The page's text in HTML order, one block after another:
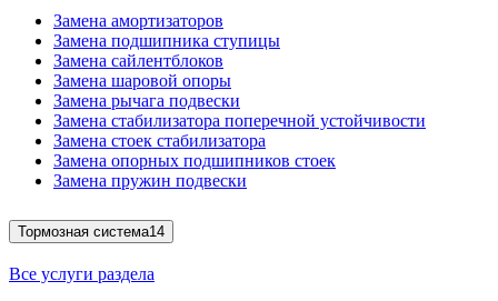
Замена амортизаторов
Замена подшипника ступицы
Замена сайлентблоков
Замена шаровой опоры
Замена рычага подвески
Замена стабилизатора поперечной устойчивости
Замена стоек стабилизатора
Замена опорных подшипников стоек
Замена пружин подвески
Тормозная система14
Все услуги раздела